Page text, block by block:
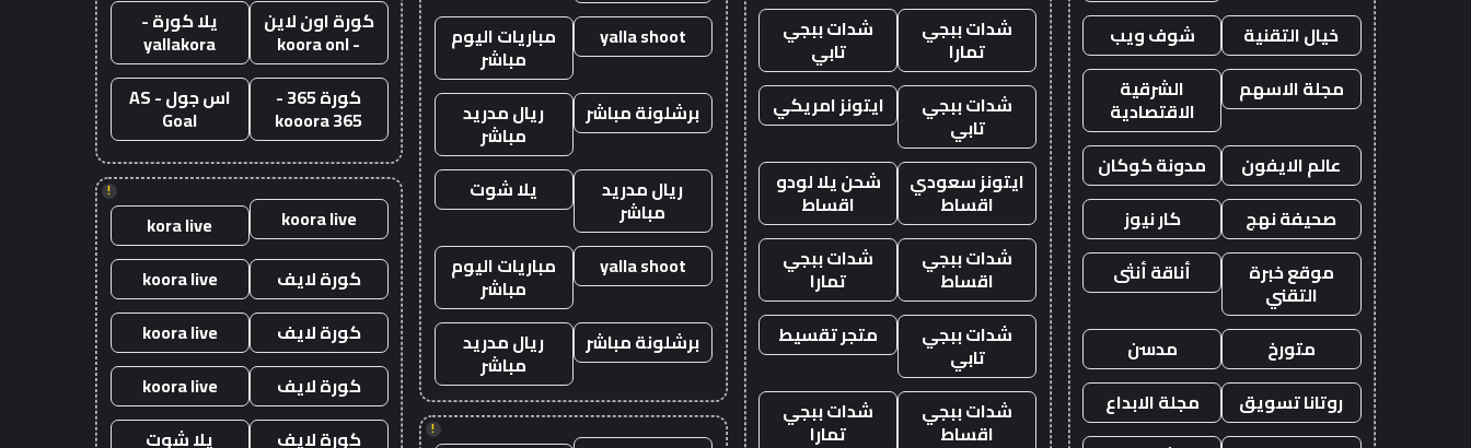
خيال التقنية
شوف ويب
مجلة الاسهم
الشرقية
الاقتصادية
عالم الايفون
مدونة كوكان
صحيفة نهج
كار نيوز
موقع خبرة
التقني
أناقة أنثى
متورخ
مدسن
روتانا تسويق
مجلة الابداع
شدات ببجي
تمارا
شدات ببجي
تابي
شدات ببجي
تابي
ايتونز امريكي
ايتونز سعودي
اقساط
شحن يلا لودو
اقساط
شدات ببجي
اقساط
شدات ببجي
تمارا
شدات ببجي
تابي
متجر تقسيط
شدات ببجي
اقساط
شدات ببجي
تمارا
yalla shoot مباريات اليوم
مباشر
برشلونة مباشر
ريال مدريد
مباشر
ريال مدريد
مباشر
يلا شوت
yalla shoot مباريات اليوم
مباشر
برشلونة مباشر
ريال مدريد
مباشر
!
كورة اون لاين
- koora onl
يلا كورة -
yallakora
كورة 365 -
kooora 365
اس جول - AS
Goal
!
koora live
kora live
كورة لايف
koora live
كورة لايف
koora live
كورة لايف
koora live
كورة لايف
يلا شوت